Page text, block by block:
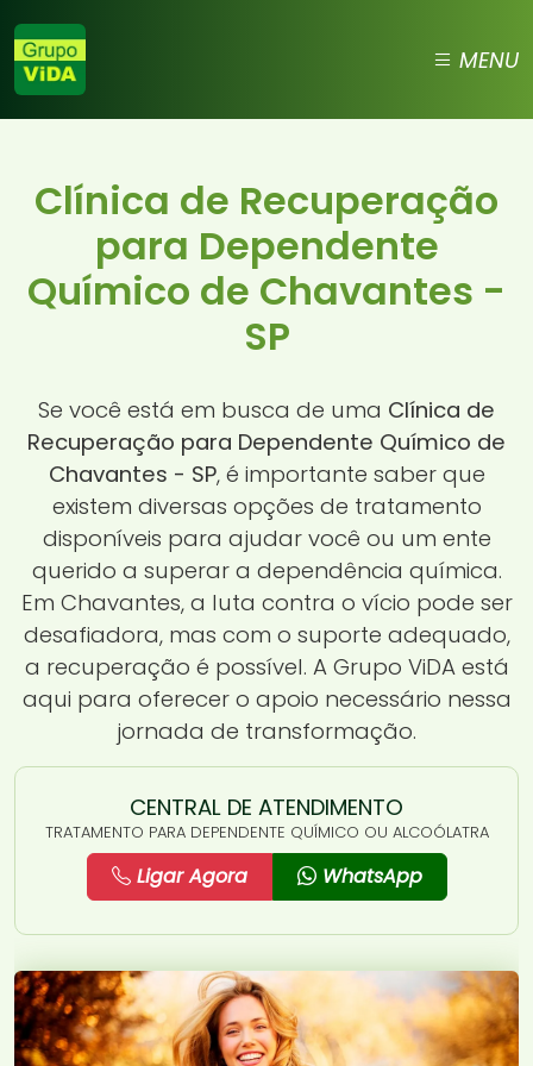
MENU
Clínica de Recuperação
para Dependente
Químico de Chavantes -
SP
Se você está em busca de uma Clínica de
Recuperação para Dependente Químico de
Chavantes - SP, é importante saber que
existem diversas opções de tratamento
disponíveis para ajudar você ou um ente
querido a superar a dependência química.
Em Chavantes, a luta contra o vício pode ser
desafiadora, mas com o suporte adequado,
a recuperação é possível. A Grupo ViDA está
aqui para oferecer o apoio necessário nessa
jornada de transformação.
CENTRAL DE ATENDIMENTO
TRATAMENTO PARA DEPENDENTE QUÍMICO OU ALCOÓLATRA
Ligar Agora WhatsApp